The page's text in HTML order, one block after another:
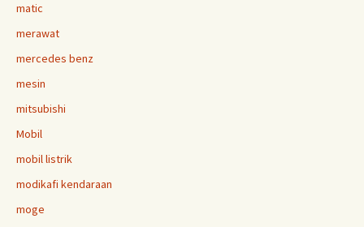
matic
merawat
mercedes benz
mesin
mitsubishi
Mobil
mobil listrik
modikafi kendaraan
moge